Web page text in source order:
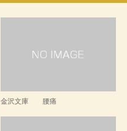
金沢文庫 腰痛